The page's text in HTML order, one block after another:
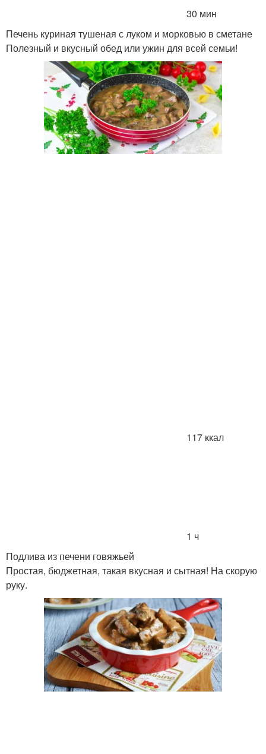
30 мин
Печень куриная тушеная с луком и морковью в сметане
Полезный и вкусный обед или ужин для всей семьи!
117 ккал
1 ч
Подлива из печени говяжьей
Простая, бюджетная, такая вкусная и сытная! На скорую
руку.